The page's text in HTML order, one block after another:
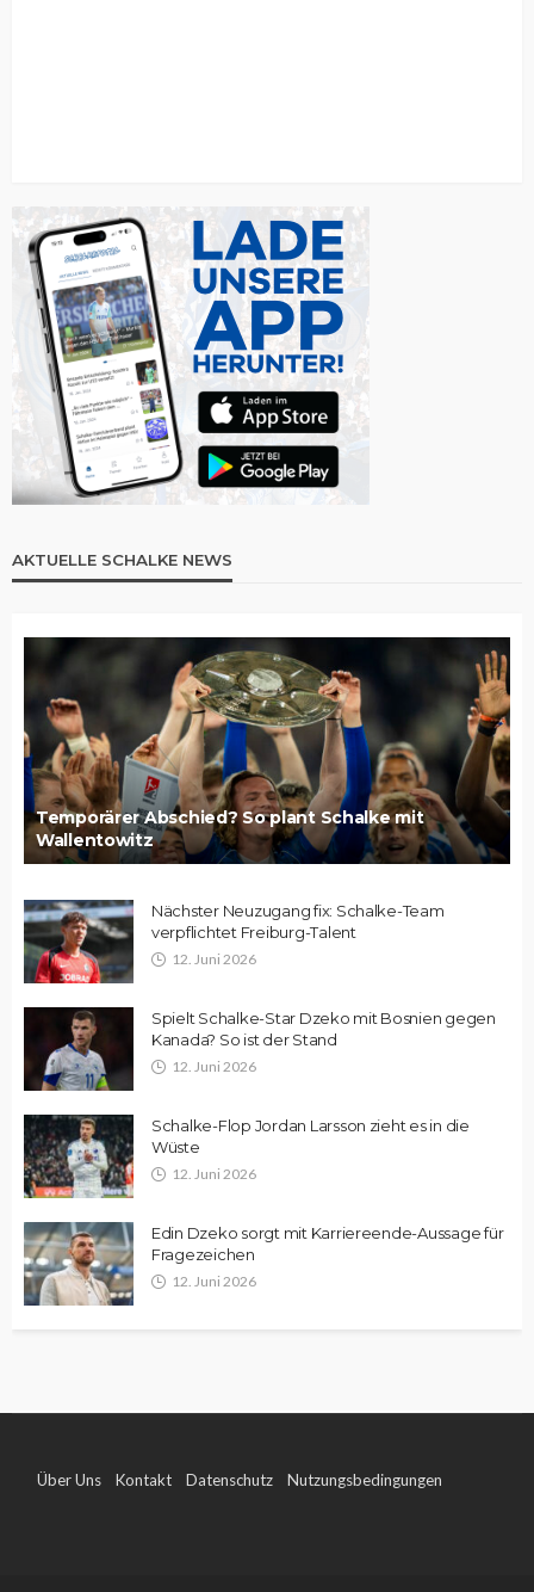
AKTUELLE SCHALKE NEWS
Temporärer Abschied? So plant Schalke mit
Wallentowitz
Nächster Neuzugang fix: Schalke-Team
verpflichtet Freiburg-Talent
12. Juni 2026
Spielt Schalke-Star Dzeko mit Bosnien gegen
Kanada? So ist der Stand
12. Juni 2026
Schalke-Flop Jordan Larsson zieht es in die
Wüste
12. Juni 2026
Edin Dzeko sorgt mit Karriereende-Aussage für
Fragezeichen
12. Juni 2026
Über Uns Kontakt Datenschutz Nutzungsbedingungen